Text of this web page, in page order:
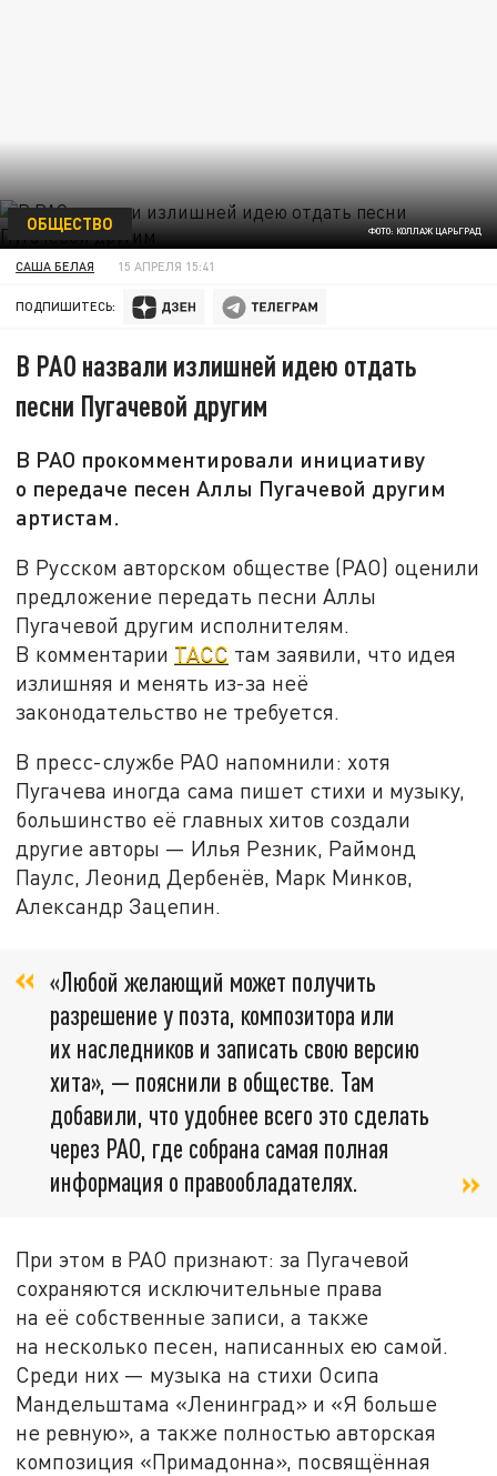
ФОТО: КОЛЛАЖ ЦАРЬГРАД
ОБЩЕСТВО
САША БЕЛАЯ 15 АПРЕЛЯ 15:41
ПОДПИШИТЕСЬ:
В РАО назвали излишней идею отдать
песни Пугачевой другим
В РАО прокомментировали инициативу
о передаче песен Аллы Пугачевой другим
артистам.
В Русском авторском обществе (РАО) оценили
предложение передать песни Аллы
Пугачевой другим исполнителям.
В комментарии ТАСС там заявили, что идея
излишняя и менять из-за неё
законодательство не требуется.
В пресс-службе РАО напомнили: хотя
Пугачева иногда сама пишет стихи и музыку,
большинство её главных хитов создали
другие авторы — Илья Резник, Раймонд
Паулс, Леонид Дербенёв, Марк Минков,
Александр Зацепин.
«Любой желающий может получить
разрешение у поэта, композитора или
их наследников и записать свою версию
хита», — пояснили в обществе. Там
добавили, что удобнее всего это сделать
через РАО, где собрана самая полная
информация о правообладателях.
При этом в РАО признают: за Пугачевой
сохраняются исключительные права
на её собственные записи, а также
на несколько песен, написанных ею самой.
Среди них — музыка на стихи Осипа
Мандельштама «Ленинград» и «Я больше
не ревную», а также полностью авторская
композиция «Примадонна», посвящённая